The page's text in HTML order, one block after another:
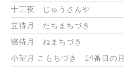
十三夜 じゅうさんや
立待月 たちまちづき
寝待月 ねまちづき
小望月 こもちづき 14番目の月